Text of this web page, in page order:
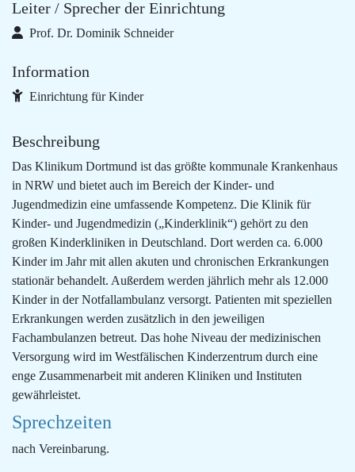
Leiter / Sprecher der Einrichtung
Prof. Dr. Dominik Schneider
Information
Einrichtung für Kinder
Beschreibung
Das Klinikum Dortmund ist das größte kommunale Krankenhaus
in NRW und bietet auch im Bereich der Kinder- und
Jugendmedizin eine umfassende Kompetenz. Die Klinik für
Kinder- und Jugendmedizin („Kinderklinik“) gehört zu den
großen Kinderkliniken in Deutschland. Dort werden ca. 6.000
Kinder im Jahr mit allen akuten und chronischen Erkrankungen
stationär behandelt. Außerdem werden jährlich mehr als 12.000
Kinder in der Notfallambulanz versorgt. Patienten mit speziellen
Erkrankungen werden zusätzlich in den jeweiligen
Fachambulanzen betreut. Das hohe Niveau der medizinischen
Versorgung wird im Westfälischen Kinderzentrum durch eine
enge Zusammenarbeit mit anderen Kliniken und Instituten
gewährleistet.
Sprechzeiten
nach Vereinbarung.